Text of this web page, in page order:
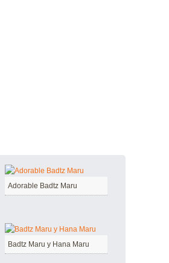
Adorable Badtz Maru
Badtz Maru y Hana Maru